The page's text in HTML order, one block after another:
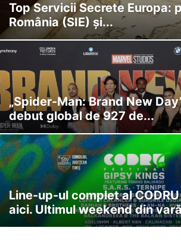
Top Servicii Secrete Europa:
România (SIE) și...
„Spider-Man: Brand New
debut global de 927 de...
Line-up-ul complet al
aici. Ultimul weekend din